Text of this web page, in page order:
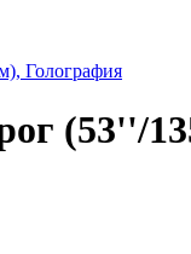
(53''/